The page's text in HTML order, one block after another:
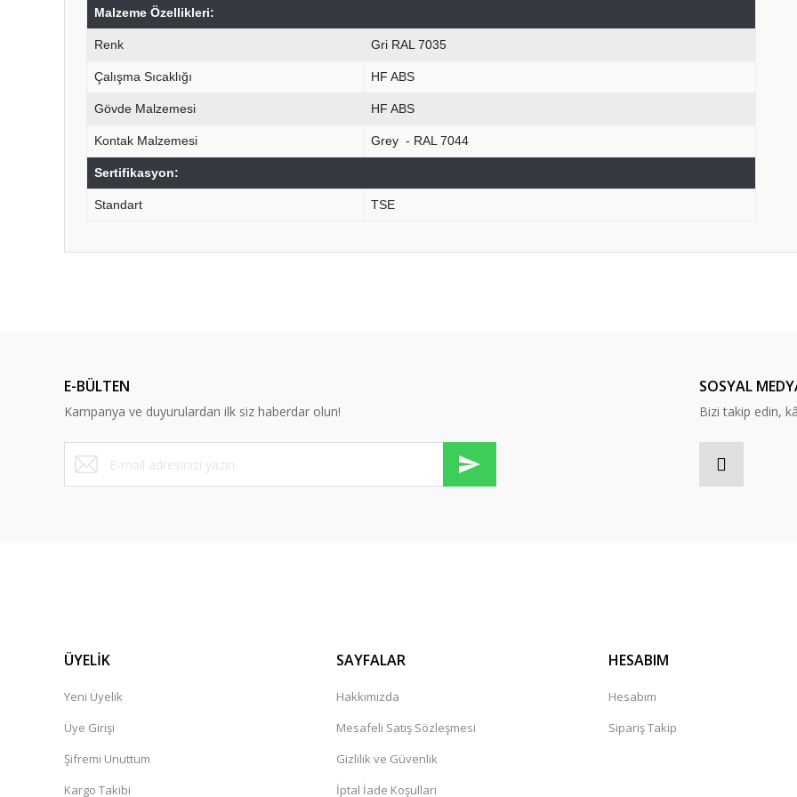
Malzeme Özellikleri:
Renk Gri RAL 7035
Çalışma Sıcaklığı HF ABS
Gövde Malzemesi HF ABS
Kontak Malzemesi Grey - RAL 7044
Sertifikasyon:
Standart TSE
Ürün bilgilerinde hatalar bulunuyor.
Ürün fiyatı diğer sitelerden daha pahalı.
Bu ürüne benzer farklı alternatifler olmalı.
E-BÜLTEN
Kampanya ve duyurulardan ilk siz haberdar olun!
SOSYAL
Bizi takip edin,
ÜYELİK
Yeni Üyelik
Üye Girişi
Şifremi Unuttum
Kargo Takibi
SAYFALAR
Hakkımızda
Mesafeli Satış Sözleşmesi
Gizlilik ve Güvenlik
İptal İade Koşullari
HESABIM
Hesabım
Sipariş Takip